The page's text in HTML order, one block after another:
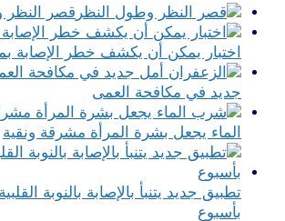
قصر النظر
اختبار يمكن أن يكشف خطر الإصابة
جديد في مكافحة العمى
الماء يجعل بشرة المرأة مشرقة ونقية
تطبيق جديد يتنبأ بالإصابة بالنوبة
بأسبوع